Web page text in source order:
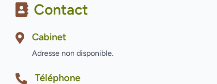
Contact
Cabinet
Adresse non disponible.
Téléphone